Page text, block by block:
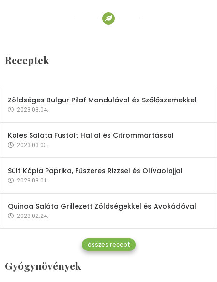
Receptek
2023.03.06.
Zöldséges Bulgur Pilaf Mandulával és Szőlőszemekkel
2023.03.04.
Köles Saláta Füstölt Hallal és Citrommártással
2023.03.03.
Sült Kápia Paprika, Fűszeres Rizzsel és Olívaolajjal
2023.03.01.
Quinoa Saláta Grillezett Zöldségekkel és Avokádóval
2023.02.24.
összes recept
Gyógynövények
Gyógynövények
Mindent a petrezselyemről
2023.12.21.